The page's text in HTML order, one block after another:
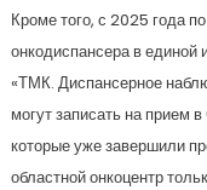
Кроме того, с 2025 года
онкодиспансера в единой
«ТМК. Диспансерное
могут записать на прием
которые уже завершили
областной онкоцентр